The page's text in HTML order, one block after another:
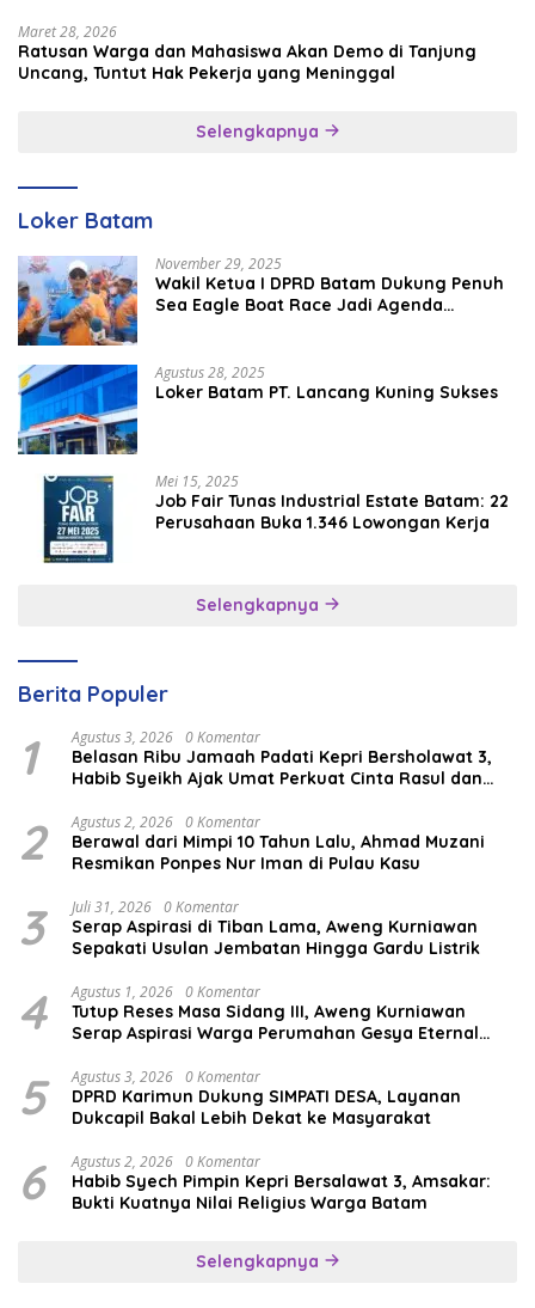
Maret 28, 2026
Ratusan Warga dan Mahasiswa Akan Demo di Tanjung
Uncang, Tuntut Hak Pekerja yang Meninggal
Selengkapnya
Loker Batam
November 29, 2025
Wakil Ketua I DPRD Batam Dukung Penuh
Sea Eagle Boat Race Jadi Agenda
Agustus 28, 2025
Loker Batam PT. Lancang Kuning Sukses
Mei 15, 2025
Job Fair Tunas Industrial Estate Batam: 22
Perusahaan Buka 1.346 Lowongan Kerja
Selengkapnya
Berita Populer
1 Agustus 3, 2026 0 Komentar
Belasan Ribu Jamaah Padati Kepri Bersholawat 3,
Habib Syeikh Ajak Umat Perkuat Cinta Rasul dan
2 Agustus 2, 2026 0 Komentar
Berawal dari Mimpi 10 Tahun Lalu, Ahmad Muzani
Resmikan Ponpes Nur Iman di Pulau Kasu
3 Juli 31, 2026 0 Komentar
Serap Aspirasi di Tiban Lama, Aweng Kurniawan
Sepakati Usulan Jembatan Hingga Gardu Listrik
4 Agustus 1, 2026 0 Komentar
Tutup Reses Masa Sidang III, Aweng Kurniawan
Serap Aspirasi Warga Perumahan Gesya Eternal
5 Agustus 3, 2026 0 Komentar
DPRD Karimun Dukung SIMPATI DESA, Layanan
Dukcapil Bakal Lebih Dekat ke Masyarakat
6 Agustus 2, 2026 0 Komentar
Habib Syech Pimpin Kepri Bersalawat 3, Amsakar:
Bukti Kuatnya Nilai Religius Warga Batam
Selengkapnya